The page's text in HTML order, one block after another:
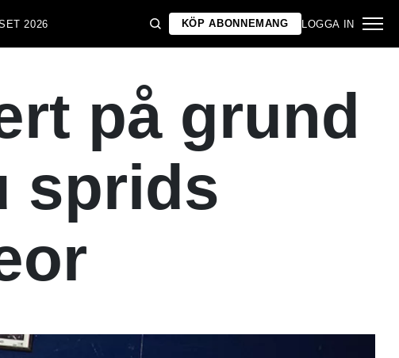
2026 KÖP ABONNEMANG LOGGA IN
på grund
sprids